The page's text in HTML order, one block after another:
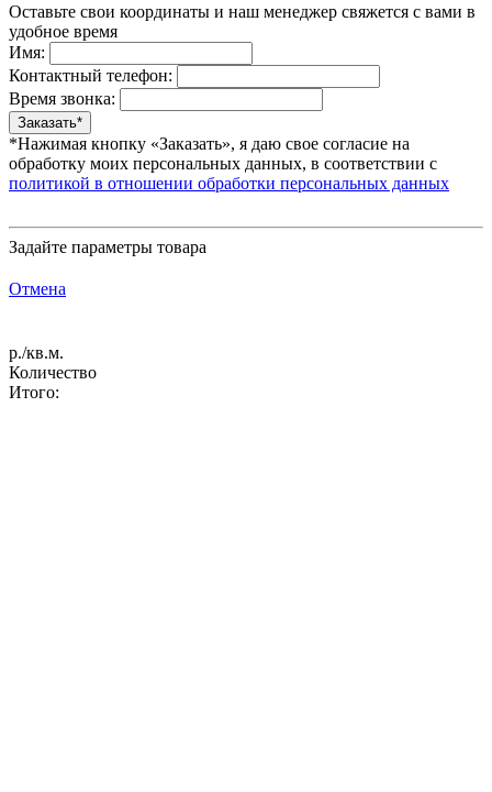
Оставьте свои координаты и наш менеджер свяжется с вами в
удобное время
Имя:
Контактный телефон:
Время звонка:
*Нажимая кнопку «Заказать», я даю свое согласие на
обработку моих персональных данных, в соответствии с
политикой в отношении обработки персональных данных
Задайте параметры товара
Отмена
р./кв.м.
Количество
Итого: